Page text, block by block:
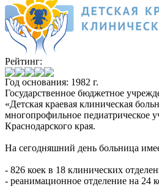
Рейтинг:
Год основания: 1982 г.
Государственное бюджетное
«Детская краевая клиническая
многопрофильное педиатрическое
Краснодарского края.
На сегодняшний день больница
- 826 коек в 18 клинических
- реанимационное отделение на 24